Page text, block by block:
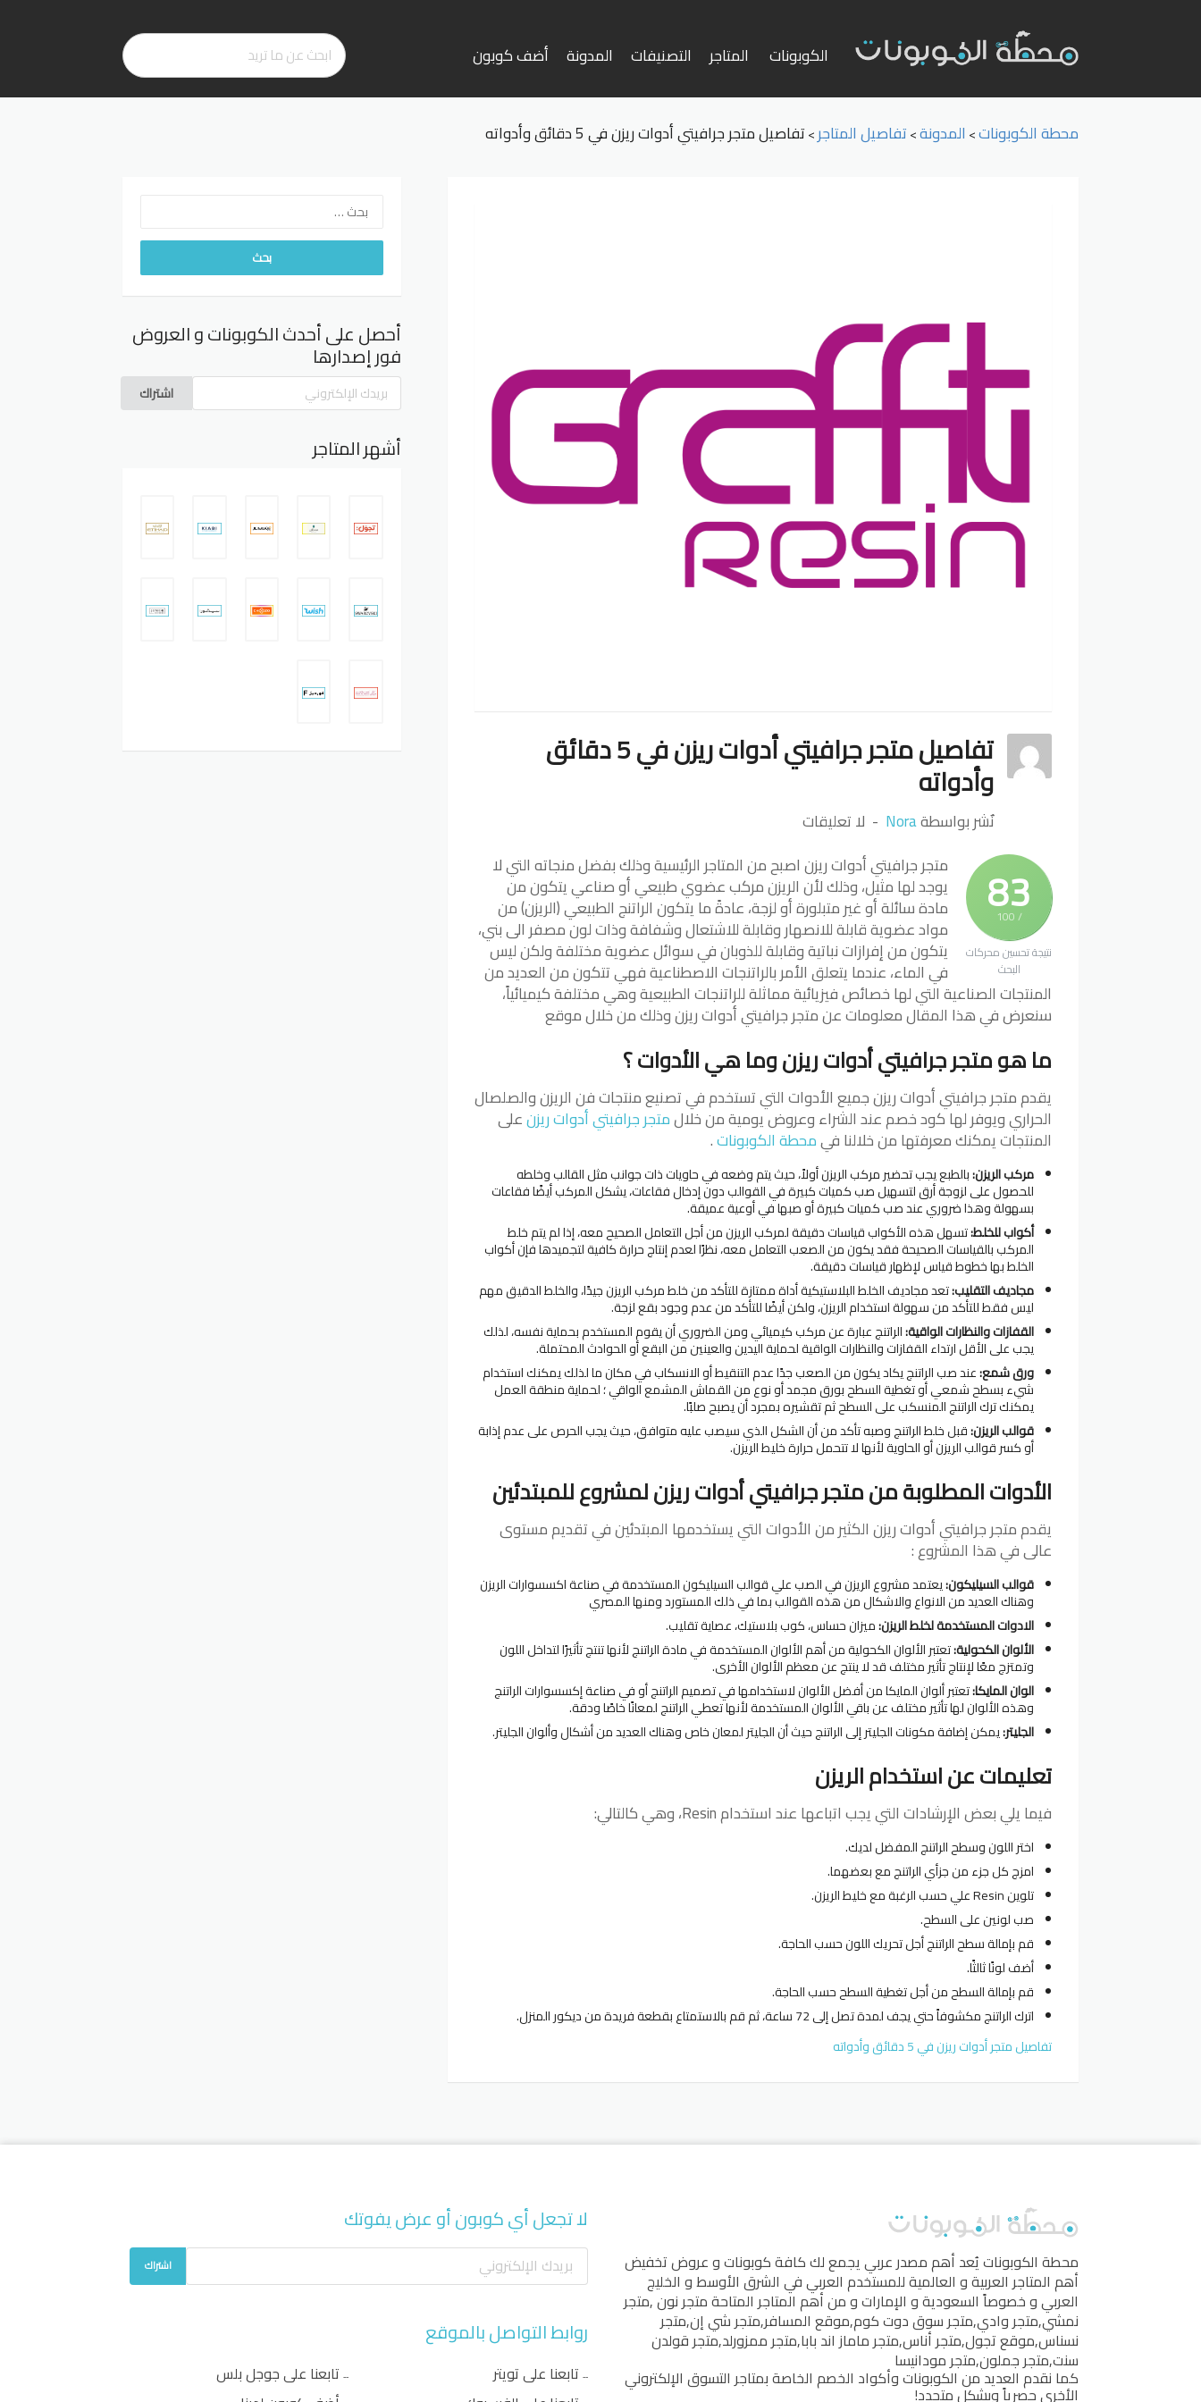
إلى
المحتوى
الكوبونات المتاجر التصنيفات المدونة أضف كوبون
محطة الكوبونات> المدونة>تفاصيل المتاجر>تفاصيل متجر جرافيتي أدوات ريزن في 5 دقائق وأدواته
تفاصيل متجر جرافيتي أدوات ريزن في 5 دقائق
وأدواته
نٌشر بواسطةNora لا تعليقات
83
/ 100
نتيجة تحسين محركات
البحث
متجر جرافيتي أدوات ريزن اصبح من المتاجر الرئيسية وذلك بفضل منجاته التي لا
يوجد لها مثيل، وذلك لأن الريزن مركب عضوي طبيعي أو صناعي يتكون من
مادة سائلة أو غير متبلورة أو لزجة، عادةً ما يتكون الراتنج الطبيعي (الريزن) من
مواد عضوية قابلة للانصهار وقابلة للاشتعال وشفافة وذات لون مصفر الى بني،
يتكون من إفرازات نباتية وقابلة للذوبان في سوائل عضوية مختلفة ولكن ليس
في الماء، عندما يتعلق الأمر بالراتنجات الاصطناعية فهي تتكون من العديد من
المنتجات الصناعية التي لها خصائص فيزيائية مماثلة للراتنجات الطبيعية وهي مختلفة كيميائياً،
سنعرض في هذا المقال معلومات عن متجر جرافيتي أدوات ريزن وذلك من خلال موقع
ما هو متجر جرافيتي أدوات ريزنوما هي الأدوات؟
يقدم متجر جرافيتي أدوات ريزن جميع الأدوات التي تستخدم في تصنيع منتجات فن الريزن والصلصال
الحراري ويوفر لها كود خصم عند الشراء وعروض يومية من خلالمتجر جرافيتي أدوات ريزنعلى
المنتجات يمكنك معرفتها من خلالنا فيمحطة الكوبونات.
مركب الريزن:بالطبع يجب تحضير مركب الريزن أولاً، حيث يتم وضعه في حاويات ذات جوانب مثل القالب وخلطه
للحصول على لزوجة أرق لتسهيل صب كميات كبيرة في القوالب دون إدخال فقاعات، يشكل المركب أيضًا فقاعات
بسهولة وهذا ضروري عند صب كميات كبيرة أو صبها في أوعية عميقة.
أكواب للخلط:تسهل هذه الأكواب قياسات دقيقة لمركب الريزن من أجل التعامل الصحيح معه، إذا لم يتم خلط
المركب بالقياسات الصحيحة فقد يكون من الصعب التعامل معه، نظرًا لعدم إنتاج حرارة كافية لتجميدها فإن أكواب
الخلط بها خطوط قياس لإظهار قياسات دقيقة.
مجاديف التقليب:تعد مجاديف الخلط البلاستيكية أداة ممتازة للتأكد من خلط مركب الريزن جيدًا، والخلط الدقيق مهم
ليس فقط للتأكد من سهولة استخدام الريزن، ولكن أيضًا للتأكد من عدم وجود بقع لزجة.
القفازات والنظارات الواقية:الراتنج عبارة عن مركب كيميائي ومن الضروري أن يقوم المستخدم بحماية نفسه، لذلك
يجب على الأقل ارتداء القفازات والنظارات الواقية لحماية اليدين والعينين من البقع أو الحوادث المحتملة.
ورق شمع:عند صب الراتنج يكاد يكون من الصعب جدًا عدم التنقيط أو الانسكاب في مكان ما لذلك يمكنك استخدام
شيء بسطح شمعي أو تغطية السطح بورق مجمد أو نوع من القماش المشمع الواقي ؛ لحماية منطقة العمل
يمكنك ترك الراتنج المنسكب على السطح ثم تقشيره بمجرد أن يصبح صلبًا.
قوالب الريزن:قبل خلط الراتنج وصبه تأكد من أن الشكل الذي سيصب عليه متوافق، حيث يجب الحرص على عدم إذابة
أو كسر قوالب الريزن أو الحاوية لأنها لا تتحمل حرارة خليط الريزن.
الأدوات المطلوبة من متجر جرافيتي أدوات ريزن لمشروع للمبتدئين
يقدم متجر جرافيتي أدوات ريزن الكثير من الأدوات التي يستخدمها المبتدئين في تقديم مستوى
عالى في هذا المشروع :
قوالب السيليكون:يعتمد مشروع الريزن في الصب علي قوالب السيليكون المستخدمة في صناعة اكسسوارات الريزن
وهناك العديد من الانواع والاشكال من هذه القوالب بما في ذلك المستورد ومنها المصري
الادوات المستخدمة لخلط الريزن:ميزان حساس، كوب بلاستيك، عصاية تقليب.
الألوان الكحولية:تعتبر الألوان الكحولية من أهم الألوان المستخدمة في مادة الراتنج لأنها تنتج تأثيرًا لتداخل اللون
وتمتزج معًا لإنتاج تأثير مختلف قد لا ينتج عن معظم الألوان الأخرى.
الوان المايكا:تعتبر ألوان المايكا من أفضل الألوان لاستخدامها في تصميم الراتنج أو في صناعة إكسسوارات الراتنج
وهذه الألوان لها تأثير مختلف عن باقي الألوان المستخدمة لأنها تعطي الراتنج لمعانًا خاصًا ودقة.
الجليتر:يمكن إضافة مكونات الجليتر إلى الراتنج حيث أن الجليتر لمعان خاص وهناك العديد من أشكال وألوان الجليتر.
تعليمات عن استخدام الريزن
فيما يلي بعض الإرشادات التي يجب اتباعها عند استخدام Resin، وهي كالتالي:
اختر اللون وسطح الراتنج المفضل لديك.
امزج كل جزء من جزأي الراتنج مع بعضهما.
تلوين Resin علي حسب الرغبة مع خليط الريزن.
صب لونين على السطح.
قم بإمالة سطح الراتنج أجل تحريك اللون حسب الحاجة.
أضف لونًا ثالثًا.
قم بإمالة السطح من أجل تغطية السطح حسب الحاجة.
اترك الراتنج مكشوفاً حتي يجف لمدة تصل إلى 72 ساعة، ثم قم بالاستمتاع بقطعة فريدة من ديكور المنزل.
تفاصيل متجر أدوات ريزن في 5 دقائق وأدواته
عن:
أحصل على أحدث الكوبونات و العروض
فور إصدارها
اشتراك
أشهر المتاجر
محطة الكوبوناتيُعد أهم مصدر عربي يجمع لك كافة كوبونات و عروض تخفيض
أهم المتاجر العربية و العالمية للمستخدم العربي في الشرق الأوسط و الخليج
العربي و خصوصاً السعودية و الإمارات و من أهم المتاجر المتاحةمتجر نون,متجر
نمشي,متجر وادي,متجر سوق دوت كوم,موقع المسافر,متجر شي إن,متجر
نسناس,موقع تجول,متجر أناس,متجر ماماز اند بابا,متجر ممزورلد,متجر قولدن
سنت,متجر جملون,متجر مودانيسا
كما نقدم العديد من الكوبونات وأكواد الخصم الخاصة بمتاجر التسوق الإلكتروني
الأخرى حصرياً وبشكل متجدد!
لا تجعل أي كوبون أو عرض يفوتك
اشتراك
روابط التواصل بالموقع
تابعنا على تويتر
تابعنا على جوجل بلس